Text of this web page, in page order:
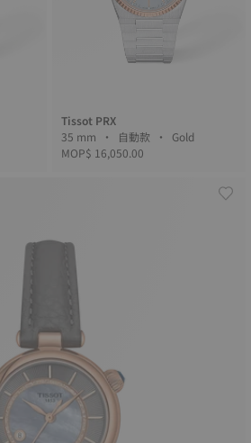
Tissot PRX
35 mm • 自動款 • Gold
MOP$ 16,050.00